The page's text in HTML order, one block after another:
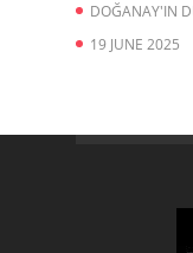
DOĞANAY'IN
19 JUNE 2025